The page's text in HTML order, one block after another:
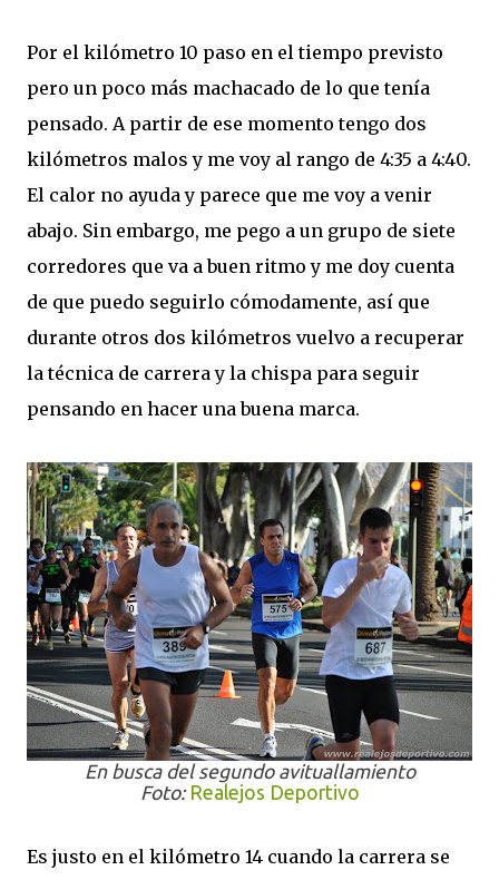
Por el kilómetro 10 paso en el tiempo previsto
pero un poco más machacado de lo que tenía
pensado. A partir de ese momento tengo dos
kilómetros malos y me voy al rango de 4:35 a 4:40.
El calor no ayuda y parece que me voy a venir
abajo. Sin embargo, me pego a un grupo de siete
corredores que va a buen ritmo y me doy cuenta
de que puedo seguirlo cómodamente, así que
durante otros dos kilómetros vuelvo a recuperar
la técnica de carrera y la chispa para seguir
pensando en hacer una buena marca.
En busca del segundo avituallamiento
Foto: Realejos Deportivo
Es justo en el kilómetro 14 cuando la carrera se